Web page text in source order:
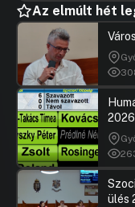
vállalkozási
22. Az
gyermekvédelmi
átfogó értékelése
23. Javaslat
Kőbányai
Bárka Kőbányai
Központtal -
otthonában történő
ellátási szerződés
Az elmúlt hét
ülés